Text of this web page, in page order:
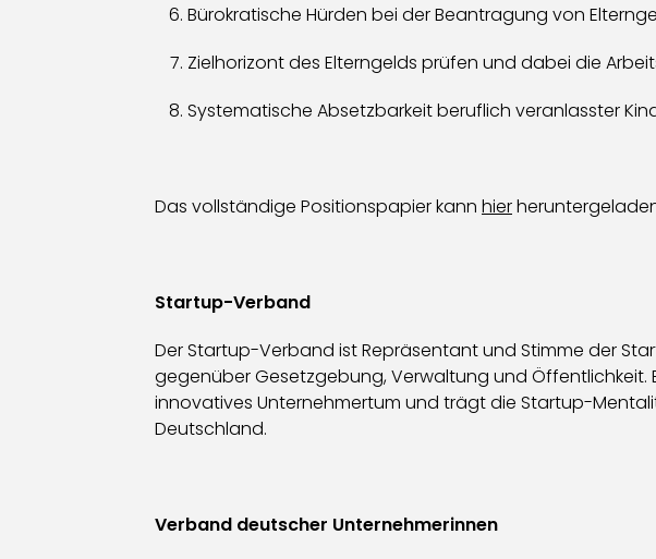
Bürokratische Hürden bei der Beantragung von
Zielhorizont des Elterngelds prüfen und dabei die
Systematische Absetzbarkeit beruflich veranlasster
Das vollständige Positionspapier kann hier
Startup-Verband
Der Startup-Verband ist Repräsentant und Stimme der
gegenüber Gesetzgebung, Verwaltung und Öffentlichkeit.
innovatives Unternehmertum und trägt die Startup-
Deutschland.
Verband deutscher Unternehmerinnen